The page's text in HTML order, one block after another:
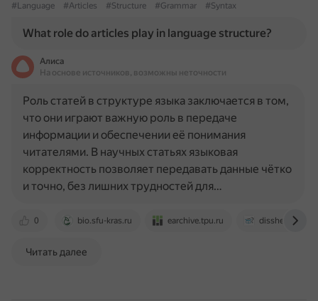
#Language
#Articles #Structure #Grammar #Syntax
What role do articles play in language structure?
Алиса
На основе источников, возможны неточности
0 bio.sfu-kras.ru earchive.tpu.ru disshelp.ru
Роль статей в структуре языка заключается в том,
что они играют важную роль в передаче
информации и обеспечении её понимания
читателями. В научных статьях языковая
корректность позволяет передавать данные чётко
и точно, без лишних трудностей для…
Читать далее